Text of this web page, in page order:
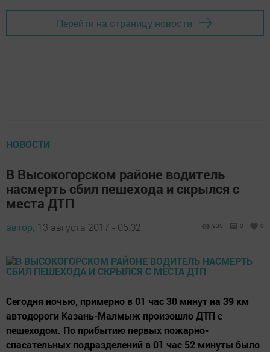
Перейти на страницу новости
НОВОСТИ
В Высокогорском районе водитель
насмерть сбил пешехода и скрылся с
места ДТП
автор, 13 августа 2017 - 05:02 930 0 0
Сегодня ночью, примерно в 01 час 30 минут на 39 км
автодороги Казань-Малмыж произошло ДТП с
пешеходом. По прибытию первых пожарно-
спасательных подразделений в 01 час 52 минуты было